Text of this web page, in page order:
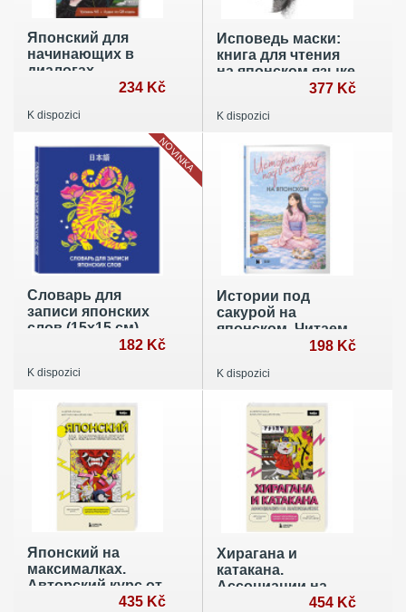
Японский для
начинающих в
диалогах-
комиксах: дневник
234 Kč
K dispozici
Исповедь маски:
книга для чтения
на японском языке
377 Kč
K dispozici
Словарь для
записи японских
слов (15х15 см)
(Красочный тигр)
182 Kč
K dispozici
NOVINKA
Истории под
сакурой на
японском. Читаем
с удовольствием
уровень (N5)
198 Kč
K dispozici
Японский на
максималках.
Авторский курс от
основателя самой
435 Kč
Хирагана и
катакана.
Ассоциации на
максималках454 Kč